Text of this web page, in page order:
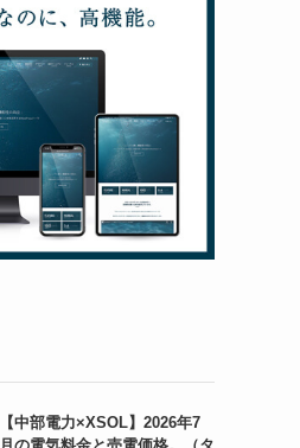
【中部電力×XSOL】2026年7